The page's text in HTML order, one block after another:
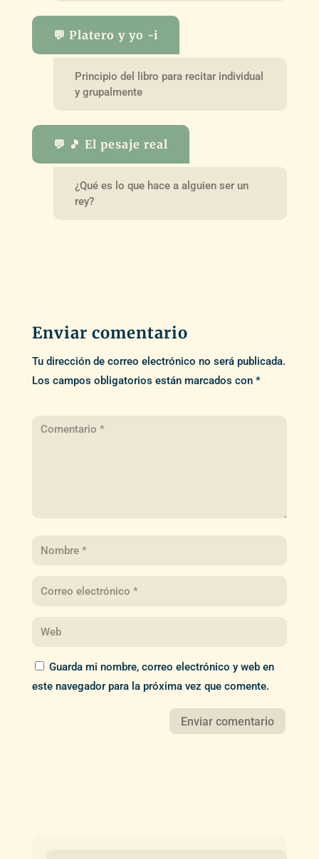
💬 Platero y yo -i
Principio del libro para recitar individual
y grupalmente
💬 🎵 El pesaje real
¿Qué es lo que hace a alguien ser un
rey?
Enviar comentario
Tu dirección de correo electrónico no será publicada.
Los campos obligatorios están marcados con *
Guarda mi nombre, correo electrónico y web en
este navegador para la próxima vez que comente.